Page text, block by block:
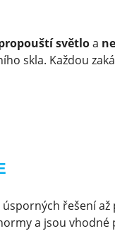
světloa
skla. Každou
řešení
a jsou